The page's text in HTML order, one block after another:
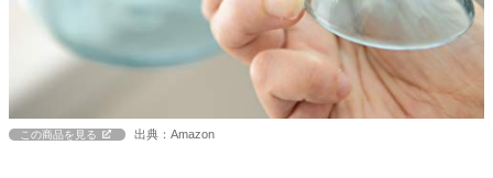
この商品を見る 出典：Amazon